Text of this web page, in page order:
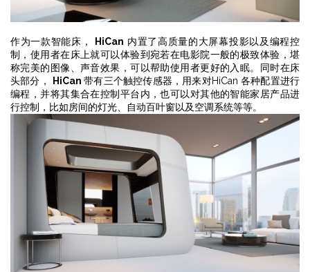
作为一款智能床， HiCan 内置了高质量的大屏幕投影以及编程控
制，使用者在床上就可以体验到宛若在电影院一般的极致体验，堪
称完美的图像、声音效果，可以帮助使用者更好的入眠。同时在床
头部分，
HiCan带有三个触控传感器，用来对HiCan 各种配置进行
编程，并将其集合在控制平台内，也可以对其他的智能家居产品进
行控制，比如房间的灯光、自动百叶窗以及空调系统等等。